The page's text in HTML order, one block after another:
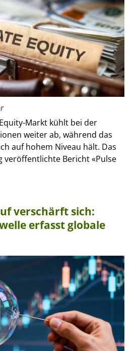
Markt kühlt bei der
weiter ab, während das
auf hohem Niveau hält. Das
veröffentlichte Bericht «Pulse
verschärft sich:
erfasst globale